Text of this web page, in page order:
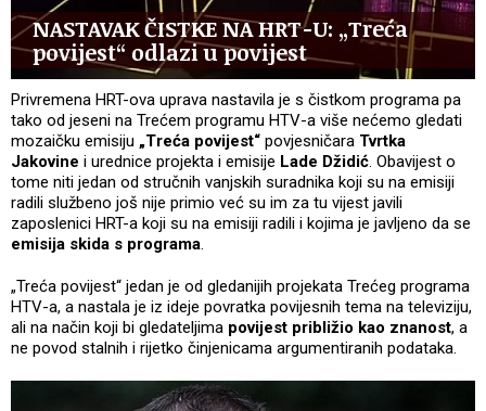
NASTAVAK ČISTKE NA HRT-U: „Treća
povijest“ odlazi u povijest
Privremena HRT-ova uprava nastavila je s čistkom programa pa
tako od jeseni na Trećem programu HTV-a više nećemo gledati
mozaičku emisiju „Treća povijest“ povjesničara Tvrtka
Jakovine i urednice projekta i emisije Lade Džidić. Obavijest o
tome niti jedan od stručnih vanjskih suradnika koji su na emisiji
radili službeno još nije primio već su im za tu vijest javili
zaposlenici HRT-a koji su na emisiji radili i kojima je javljeno da se
emisija skida s programa.
„Treća povijest“ jedan je od gledanijih projekata Trećeg programa
HTV-a, a nastala je iz ideje povratka povijesnih tema na televiziju,
ali na način koji bi gledateljima povijest približio kao znanost, a
ne povod stalnih i rijetko činjenicama argumentiranih podataka.